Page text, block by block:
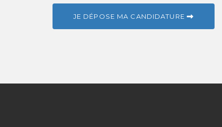
JE DÉPOSE MA CANDIDATURE